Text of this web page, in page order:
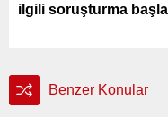
ilgili soruşturma
Benzer Konular